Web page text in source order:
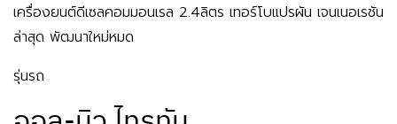
เครื่องยนต์ดีเซลคอมมอนเรล 2.4ลิตร เทอร์โบแปรผัน เจนเนอเรชัน
ล่าสุด พัฒนาใหม่หมด
รุ่นรถ